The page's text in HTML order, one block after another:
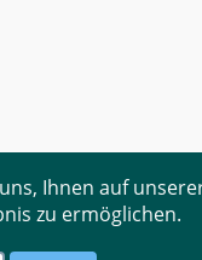
Ihnen auf
zu ermöglichen.